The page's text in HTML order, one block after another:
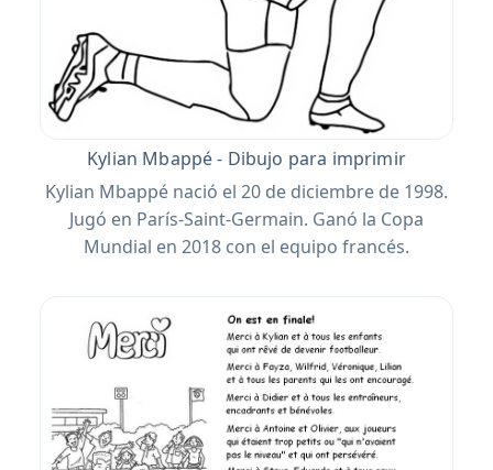
Kylian Mbappé - Dibujo para imprimir
Kylian Mbappé nació el 20 de diciembre de 1998.
Jugó en París-Saint-Germain. Ganó la Copa
Mundial en 2018 con el equipo francés.